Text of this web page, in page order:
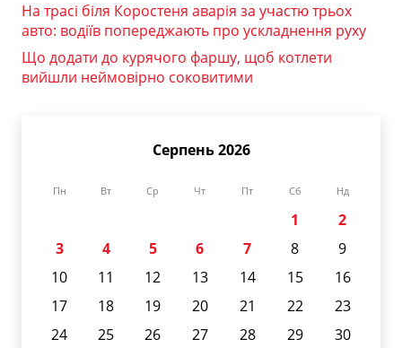
На трасі біля Коростеня аварія за участю трьох
авто: водіїв попереджають про ускладнення руху
Що додати до курячого фаршу, щоб котлети
вийшли неймовірно соковитими
Серпень 2026
Пн Вт Ср Чт Пт Сб Нд
1
2
3
4 5 6 7 8
9
10
11 12 13 14 15
16
17
18 19 20 21 22
23
24
25 26 27 28 29
30